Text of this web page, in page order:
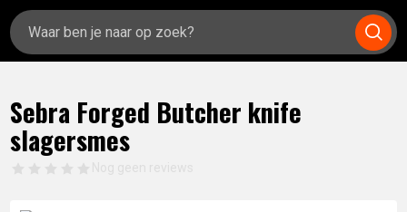
Zoeken
naar:
Sebra Forged Butcher knife
slagersmes